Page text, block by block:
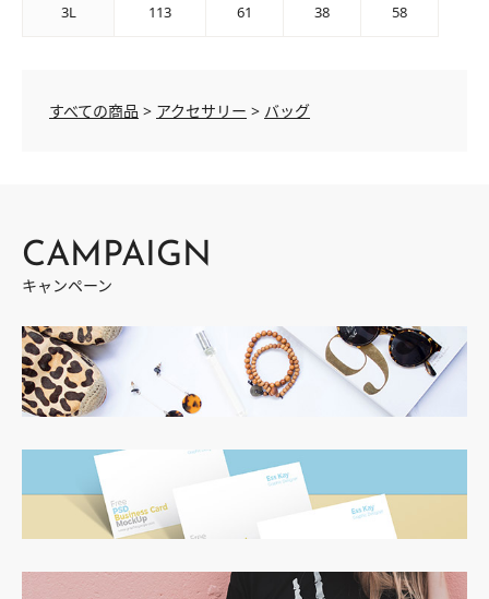
3L 113 61 38 58
すべての商品 > アクセサリー > バッグ
CAMPAIGN
キャンペーン